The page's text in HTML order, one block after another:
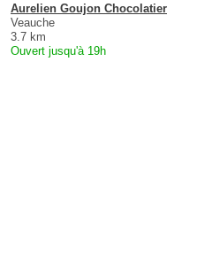
Aurelien Goujon Chocolatier
Veauche
3.7 km
Ouvert jusqu'à 19h